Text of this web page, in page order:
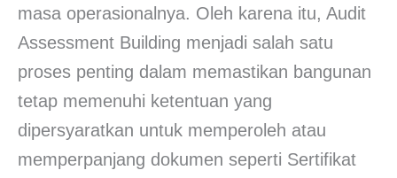
masa operasionalnya. Oleh karena itu, Audit
Assessment Building menjadi salah satu
proses penting dalam memastikan bangunan
tetap memenuhi ketentuan yang
dipersyaratkan untuk memperoleh atau
memperpanjang dokumen seperti Sertifikat